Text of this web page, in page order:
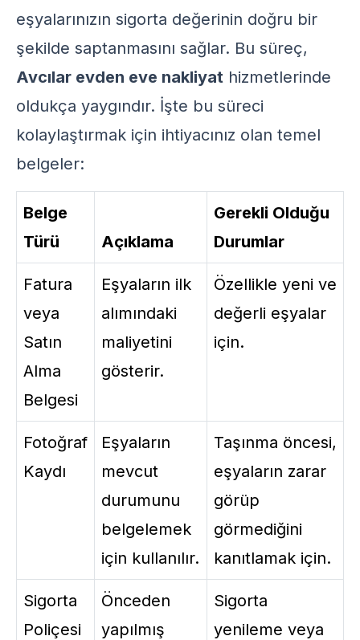
eşyalarınızın sigorta değerinin doğru bir
şekilde saptanmasını sağlar. Bu süreç,
Avcılar evden eve nakliyat hizmetlerinde
oldukça yaygındır. İşte bu süreci
kolaylaştırmak için ihtiyacınız olan temel
belgeler:
Belge
Türü
Açıklama
Gerekli Olduğu
Durumlar
Fatura
veya
Satın
Alma
Belgesi
Eşyaların ilk
alımındaki
maliyetini
gösterir.
Özellikle yeni ve
değerli eşyalar
için.
Fotoğraf
Kaydı
Eşyaların
mevcut
durumunu
belgelemek
için kullanılır.
Taşınma öncesi,
eşyaların zarar
görüp
görmediğini
kanıtlamak için.
Sigorta
Poliçesi
Önceden
yapılmış
Sigorta
yenileme veya